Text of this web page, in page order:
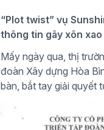
“Plot twist” vụ
thông tin gây xôn
Mấy ngày qua, thị
đoàn Xây dựng Hòa
bàn, bắt tay giải quyết